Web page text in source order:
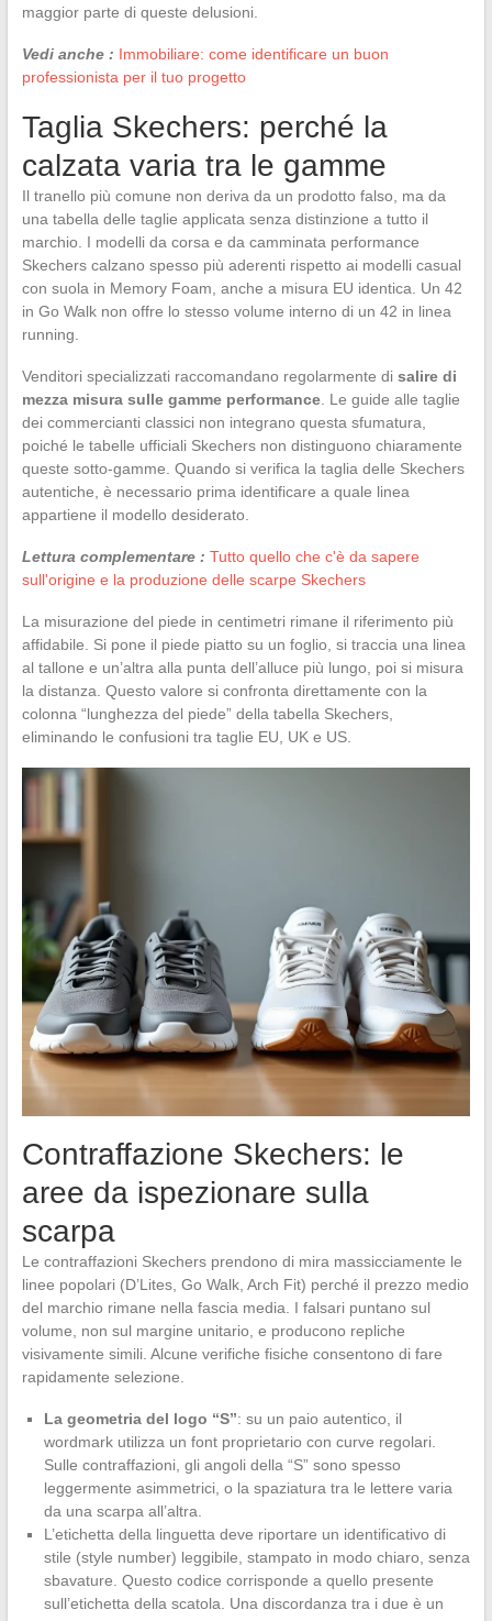
maggior parte di queste delusioni.
Vedi anche : Immobiliare: come identificare un buon
professionista per il tuo progetto
Taglia Skechers: perché la
calzata varia tra le gamme
Il tranello più comune non deriva da un prodotto falso, ma da
una tabella delle taglie applicata senza distinzione a tutto il
marchio. I modelli da corsa e da camminata performance
Skechers calzano spesso più aderenti rispetto ai modelli casual
con suola in Memory Foam, anche a misura EU identica. Un 42
in Go Walk non offre lo stesso volume interno di un 42 in linea
running.
Venditori specializzati raccomandano regolarmente di salire di
mezza misura sulle gamme performance. Le guide alle taglie
dei commercianti classici non integrano questa sfumatura,
poiché le tabelle ufficiali Skechers non distinguono chiaramente
queste sotto-gamme. Quando si verifica la taglia delle Skechers
autentiche, è necessario prima identificare a quale linea
appartiene il modello desiderato.
Lettura complementare : Tutto quello che c'è da sapere
sull'origine e la produzione delle scarpe Skechers
La misurazione del piede in centimetri rimane il riferimento più
affidabile. Si pone il piede piatto su un foglio, si traccia una linea
al tallone e un’altra alla punta dell’alluce più lungo, poi si misura
la distanza. Questo valore si confronta direttamente con la
colonna “lunghezza del piede” della tabella Skechers,
eliminando le confusioni tra taglie EU, UK e US.
Contraffazione Skechers: le
aree da ispezionare sulla
scarpa
Le contraffazioni Skechers prendono di mira massicciamente le
linee popolari (D’Lites, Go Walk, Arch Fit) perché il prezzo medio
del marchio rimane nella fascia media. I falsari puntano sul
volume, non sul margine unitario, e producono repliche
visivamente simili. Alcune verifiche fisiche consentono di fare
rapidamente selezione.
La geometria del logo “S”: su un paio autentico, il
wordmark utilizza un font proprietario con curve regolari.
Sulle contraffazioni, gli angoli della “S” sono spesso
leggermente asimmetrici, o la spaziatura tra le lettere varia
da una scarpa all’altra.
L’etichetta della linguetta deve riportare un identificativo di
stile (style number) leggibile, stampato in modo chiaro, senza
sbavature. Questo codice corrisponde a quello presente
sull’etichetta della scatola. Una discordanza tra i due è un